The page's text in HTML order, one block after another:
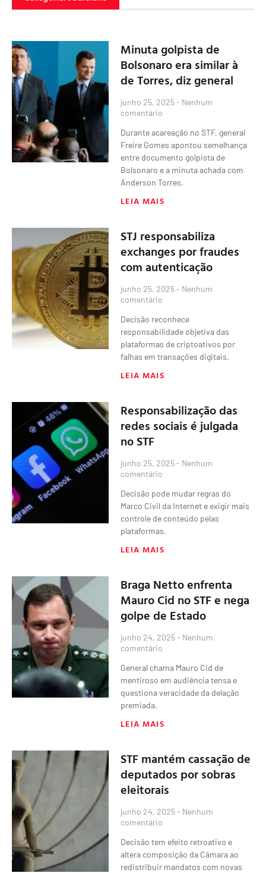
Minuta golpista de
Bolsonaro era similar à
de Torres, diz general
junho 25, 2025 Nenhum
comentário
Durante acareação no STF, general
Freire Gomes apontou semelhança
entre documento golpista de
Bolsonaro e a minuta achada com
Anderson Torres.
LEIA MAIS
STJ responsabiliza
exchanges por fraudes
com autenticação
junho 25, 2025 Nenhum
comentário
Decisão reconhece
responsabilidade objetiva das
plataformas de criptoativos por
falhas em transações digitais.
LEIA MAIS
Responsabilização das
redes sociais é julgada
no STF
junho 25, 2025 Nenhum
comentário
Decisão pode mudar regras do
Marco Civil da Internet e exigir mais
controle de conteúdo pelas
plataformas.
LEIA MAIS
Braga Netto enfrenta
Mauro Cid no STF e nega
golpe de Estado
junho 24, 2025 Nenhum
comentário
General chama Mauro Cid de
mentiroso em audiência tensa e
questiona veracidade da delação
premiada.
LEIA MAIS
STF mantém cassação de
deputados por sobras
eleitorais
junho 24, 2025 Nenhum
comentário
Decisão tem efeito retroativo e
altera composição da Câmara ao
redistribuir mandatos com novas